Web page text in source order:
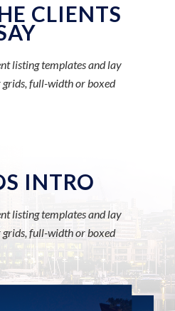
CLIENTS
listing templates and lay
grids, full-width or boxed
INTRO
listing templates and lay
grids, full-width or boxed